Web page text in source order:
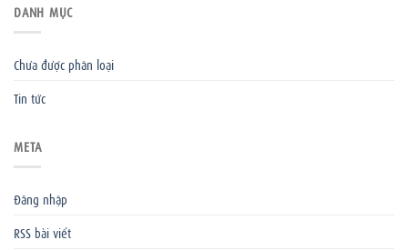
DANH MỤC
Chưa được phân loại
Tin tức
META
Đăng nhập
RSS bài viết